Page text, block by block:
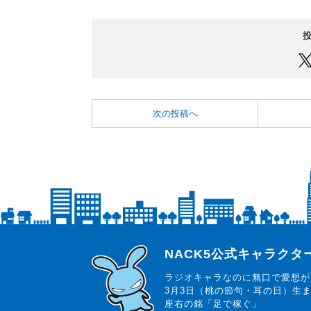
次の投稿へ
らじっと君
NACK5公式キャラクタ
ラジオキャラなのに無口で愛想
3月3日（桃の節句・耳の日）生
座右の銘「足で稼ぐ」